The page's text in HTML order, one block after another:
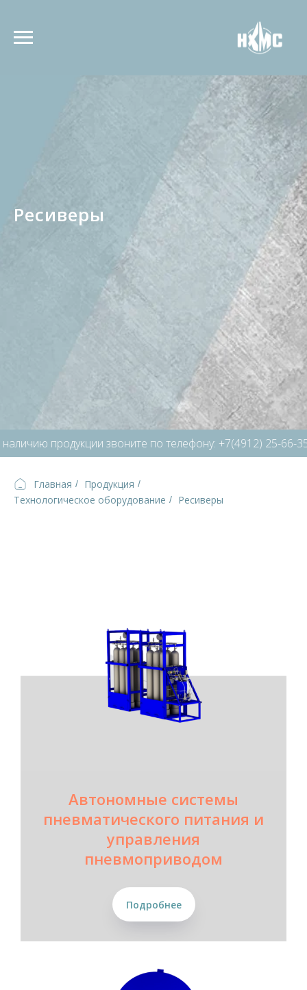
Ресиверы
продукции звоните по телефону: +7(4912) 25-66-35
Главная / Продукция /
Технологическое оборудование / Ресиверы
Автономные системы
пневматического питания и
управления
пневмоприводом
Подробнее